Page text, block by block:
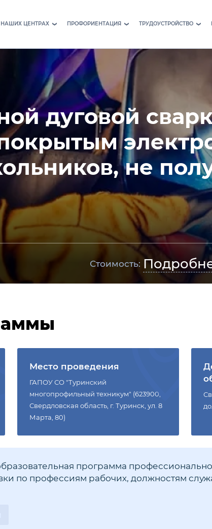
ЦЕНТРАХ› ПРОФОРИЕНТАЦИЯ › ТРУДОУСТРОЙСТВО›
дуговой
не
Стоимость:
Место проведения
ГАПОУ СО "Туринский
многопрофильный техникум" (623900,
Свердловская область, г. Туринск, ул. 8
Марта, 80)
программа
по профессиям рабочих, должностям